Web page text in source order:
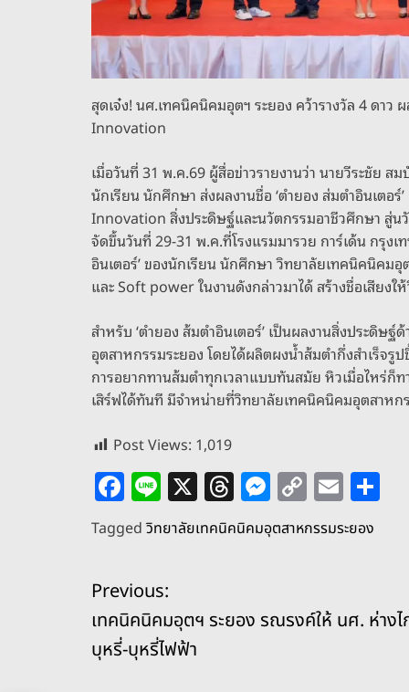
สุดเจ๋ง! นศ.เทคนิคนิคมอุตฯ ระยอง คว้ารางวัล 4 ดาว
Innovation
เมื่อวันที่ 31 พ.ค.69 ผู้สื่อข่าวรายงานว่า นายวีระชัย
นักเรียน นักศึกษา ส่งผลงานชื่อ ‘ตำยอง ส่มตำอินเตอ
Innovation สิ่งประดิษฐ์และนวัตกรรมอาชีวศึกษา สู่น
จัดขึ้นวันที่ 29-31 พ.ค.ที่โรงแรมมารวย การ์เด้น กรุง
อินเตอร์’ ของนักเรียน นักศึกษา วิทยาลัยเทคนิคนิคม
และ Soft power ในงานดังกล่าวมาได้ สร้างชื่อเสียงใ
สำหรับ ‘ตำยอง ส้มตำอินเตอร์’ เป็นผลงานสิ่งประดิ
อุตสาหกรรมระยอง โดยได้ผลิตผงน้ำส้มตำกึ่งสำเร็จ
การอยากทานส้มตำทุกเวลาแบบทันสมัย หิวเมื่อไหร่ก็
เสิร์ฟได้ทันที มีจำหน่ายที่วิทยาลัยเทคนิคนิคมอุตสาหก
Post Views: 1,019
F
a
c
e
b
o
o
Li
n
e
X T
h
re
d
s
M
e
ss
n
g
C
o
p
Li
n
E
m
ai
Taggedวิทยาลัยเทคนิคนิคมอุตสาหกรรมระยอง
แ
น
Previous:
เทคนิคนิคมอุตฯ ระยอง รณรงค์ให้ นศ. ห่างไ
บุหรี่-บุหรี่ไฟฟ้า